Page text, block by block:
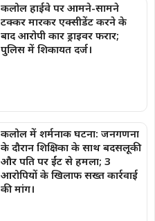
कलोल हाईवे पर आमने-सामने
टक्कर मारकर एक्सीडेंट करने के
बाद आरोपी कार ड्राइवर फरार;
पुलिस में शिकायत दर्ज।
कलोल में शर्मनाक घटना: जनगणना
के दौरान शिक्षिका के साथ बदसलूकी
और पति पर ईंट से हमला; 3
आरोपियों के खिलाफ सख्त कार्रवाई
की मांग।